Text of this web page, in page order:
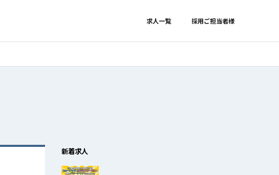
求人一覧 採用ご担当者様
新着求人